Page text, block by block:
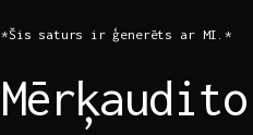
*Šis saturs⁢ ir ģenerēts ar MI.*